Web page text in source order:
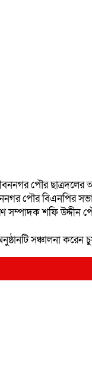
পৌর
পৌর বিএনপির
শফি উদ্দীন
সঞ্চালনা করেন